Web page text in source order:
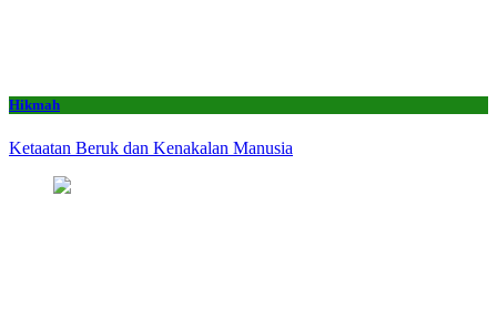
Hikmah
Ketaatan Beruk dan Kenakalan Manusia